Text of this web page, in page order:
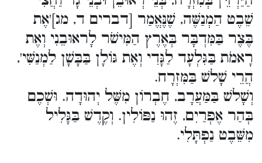
שֵׁבֶט הַמְנַשֶּׁה, שֶׁנֶּאֱמַר [דברים ד, מג]'אֶת
בֶּצֶר בַּמִּדְבָּר בְּאֶרֶץ הַמִּישֹׁר לָראוּבֵנִי וְאֶת
רָאמֹת בַּגִּלְעָד לַגָּדִי וְאֶת גּוֹלָן בַּבָּשָׁן לַמְנַשִּׁי',
הֲרֵי שָׁלשׁ בַּמִּזְרָח.
וְשָׁלשׁ בַּמַּעֲרָב, חֶבְרוֹן מִשֶּׁל יְהוּדָה. וּשְׁכֶם
בְּהַר אֶפְרַיִם, זֶהוּ נַפּוֹלִין. וְקֶדֶשׁ בַּגָּלִיל
מִשֵּׁבֶט נַפְתָּלִי.